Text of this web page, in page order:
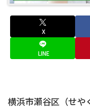
X
LINE
横浜市瀬谷区（せや